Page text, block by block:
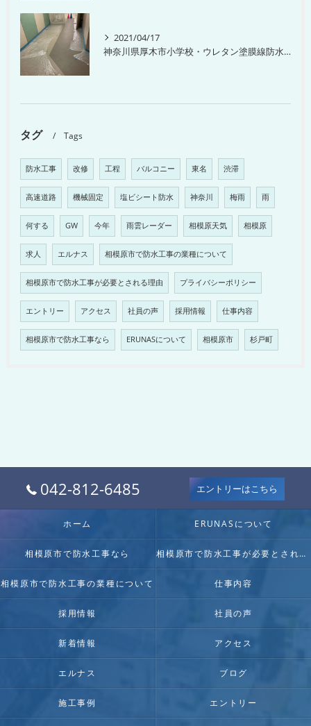
2021/04/17
神奈川県厚木市小学校・ウレタン塗膜線防水工事
タグ Tags
防水工事 改修 工程 バルコニー 東名 渋滞
高速道路 機械固定 塩ビシート防水 神奈川 梅雨 雨
何する GW 今年 雨雲レーダー 相模原天気 相模原
求人 エルナス 相模原市で防水工事の業種について
相模原市で防水工事が必要とされる理由 プライバシーポリシー
エントリー アクセス 社員の声 採用情報 仕事内容
相模原市で防水工事なら ERUNASについて 相模原市 杉戸町
042-812-6485 エントリーはこちら
ホーム ERUNASについて
相模原市で防水工事なら 相模原市で防水工事が必要とされる理由
相模原市で防水工事の業種について 仕事内容
採用情報 社員の声
新着情報 アクセス
エルナス ブログ
施工事例 エントリー